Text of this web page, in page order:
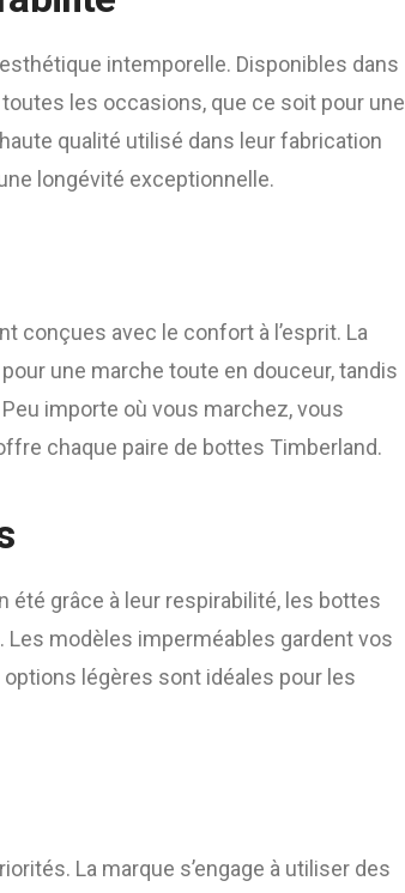
intemporelle. Disponibles dans
les occasions, que ce soit pour une
qualité utilisé dans leur fabrication
longévité exceptionnelle.
conçues avec le confort à l’esprit. La
une marche toute en douceur, tandis
importe où vous marchez, vous
chaque paire de bottes Timberland.
été grâce à leur respirabilité, les bottes
modèles imperméables gardent vos
légères sont idéales pour les
La marque s’engage à utiliser des